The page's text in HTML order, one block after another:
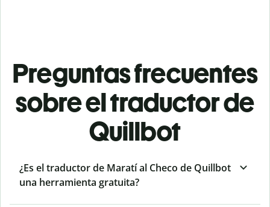
Preguntas frecuentes
sobre el traductor de
Quillbot
¿Es el traductor de Maratí al Checo de Quillbot
una herramienta gratuita?